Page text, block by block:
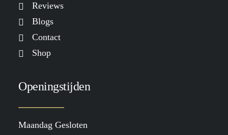
Reviews
Blogs
Contact
Shop
Openingstijden
Maandag Gesloten